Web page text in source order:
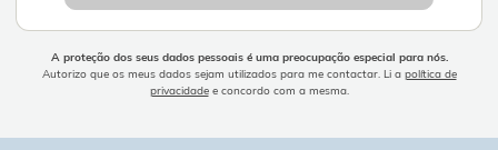
A proteção dos seus dados pessoais é uma preocupação especial para nós.
Autorizo que os meus dados sejam utilizados para me contactar. Li a política de
privacidadee concordo com a mesma.